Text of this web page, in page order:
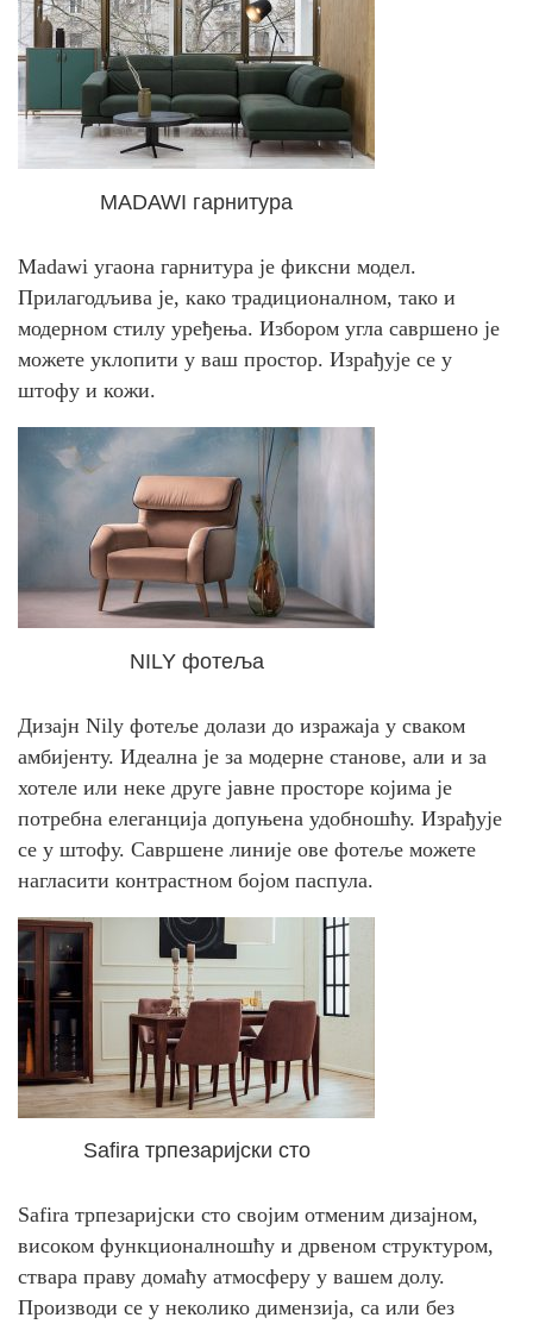
MADAWI гарнитура
Madawi угаона гарнитура је фиксни модел.
Прилагодљива је, како традиционалном, тако и
модерном стилу уређења. Избором угла савршено је
можете уклопити у ваш простор. Израђује се у
штофу и кожи.
NILY фотеља
Дизајн Nily фотеље долази до изражаја у сваком
амбијенту. Идеална је за модерне станове, али и за
хотеле или неке друге јавне просторе којима је
потребна елеганција допуњена удобношћу. Израђује
се у штофу. Савршене линије ове фотеље можете
нагласити контрастном бојом паспула.
Safira трпезаријски сто
Safira трпезаријски сто својим отменим дизајном,
високом функционалношћу и дрвеном структуром,
ствара праву домаћу атмосферу у вашем долу.
Производи се у неколико димензија, са или без